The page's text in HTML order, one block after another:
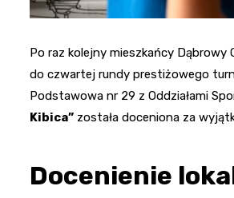
Po raz kolejny mieszkańcy
do czwartej rundy prestiżowego
Podstawowa nr 29 z Oddziałami
Kibica” została doceniona za
Docenienie